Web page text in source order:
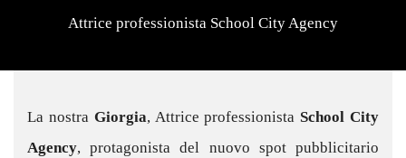
Attrice professionista School City Agency
La nostra Giorgia, Attrice professionista School City
Agency, protagonista del nuovo spot pubblicitario